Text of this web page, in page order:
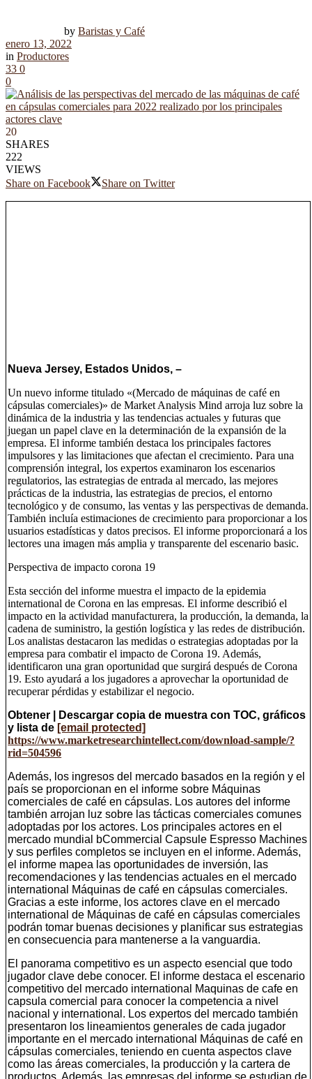
by Baristas y Café
enero 13, 2022
in Productores
33 0
0
20
SHARES
222
VIEWS
Share on Facebook
Share on Twitter
Nueva Jersey, Estados Unidos, –
Un nuevo informe titulado «(Mercado de máquinas de café en
cápsulas comerciales)» de Market Analysis Mind arroja luz sobre la
dinámica de la industria y las tendencias actuales y futuras que
juegan un papel clave en la determinación de la expansión de la
empresa. El informe también destaca los principales factores
impulsores y las limitaciones que afectan el crecimiento. Para una
comprensión integral, los expertos examinaron los escenarios
regulatorios, las estrategias de entrada al mercado, las mejores
prácticas de la industria, las estrategias de precios, el entorno
tecnológico y de consumo, las ventas y las perspectivas de demanda.
También incluía estimaciones de crecimiento para proporcionar a los
usuarios estadísticas y datos precisos. El informe proporcionará a los
lectores una imagen más amplia y transparente del escenario basic.
Perspectiva de impacto corona 19
Esta sección del informe muestra el impacto de la epidemia
international de Corona en las empresas. El informe describió el
impacto en la actividad manufacturera, la producción, la demanda, la
cadena de suministro, la gestión logística y las redes de distribución.
Los analistas destacaron las medidas o estrategias adoptadas por la
empresa para combatir el impacto de Corona 19. Además,
identificaron una gran oportunidad que surgirá después de Corona
19. Esto ayudará a los jugadores a aprovechar la oportunidad de
recuperar pérdidas y estabilizar el negocio.
Obtener | Descargar copia de muestra con TOC, gráficos
y lista de [email protected]
https://www.marketresearchintellect.com/download-sample/?
rid=504596
Además, los ingresos del mercado basados ​​en la región y el
país se proporcionan en el informe sobre Máquinas
comerciales de café en cápsulas. Los autores del informe
también arrojan luz sobre las tácticas comerciales comunes
adoptadas por los actores. Los principales actores en el
mercado mundial bCommercial Capsule Espresso Machines
y sus perfiles completos se incluyen en el informe. Además,
el informe mapea las oportunidades de inversión, las
recomendaciones y las tendencias actuales en el mercado
international Máquinas de café en cápsulas comerciales.
Gracias a este informe, los actores clave en el mercado
international de Máquinas de café en cápsulas comerciales
podrán tomar buenas decisiones y planificar sus estrategias
en consecuencia para mantenerse a la vanguardia.
El panorama competitivo es un aspecto esencial que todo
jugador clave debe conocer. El informe destaca el escenario
competitivo del mercado international Maquinas de cafe en
capsula comercial para conocer la competencia a nivel
nacional y international. Los expertos del mercado también
presentaron los lineamientos generales de cada jugador
importante en el mercado international Máquinas de café en
cápsulas comerciales, teniendo en cuenta aspectos clave
como las áreas comerciales, la producción y la cartera de